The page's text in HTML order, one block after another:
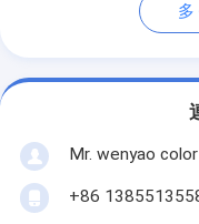
多
Mr. wenyao
+86